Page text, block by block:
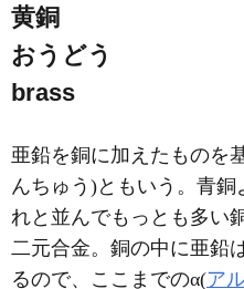
黄銅
おうどう
brass
亜鉛を銅に加えたものを
んちゅう)ともいう。青
れと並んでもっとも多い
二元合金。銅の中に亜鉛
るので、ここまでのα(ア